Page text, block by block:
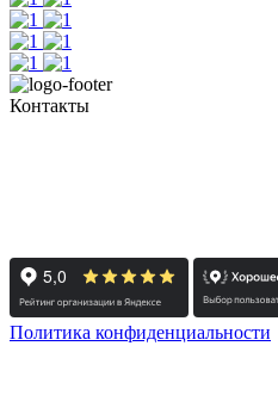
Контакты
Политика конфиденциальности